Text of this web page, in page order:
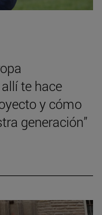
te hace
y cómo
generación”